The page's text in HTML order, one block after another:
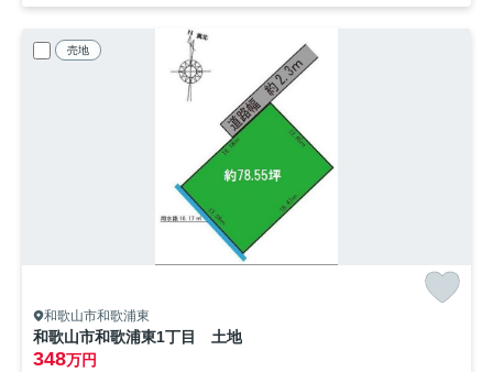
売地
和歌山市和歌浦東
和歌山市和歌浦東1丁目 土地
348万円